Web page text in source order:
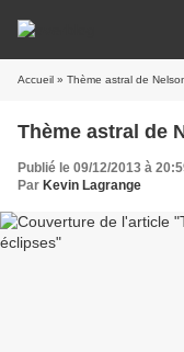
Accueil » Thème astral de
Thème astral de
Publié le 09/12/2013 à
Par Kevin Lagrange